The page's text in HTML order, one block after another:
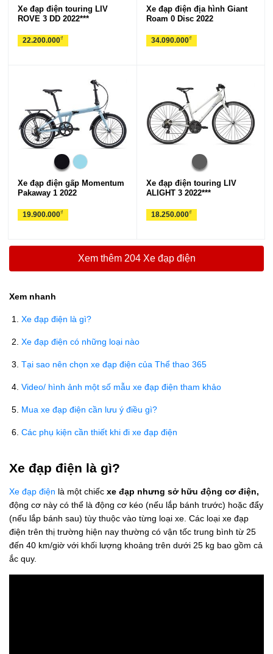
Xe đạp điện touring LIV
ROVE 3 DD 2022***
22.200.000₫
Xe đạp điện địa hình Giant
Roam 0 Disc 2022
34.090.000₫
Xe đạp điện gấp Momentum
Pakaway 1 2022
19.900.000₫
Xe đạp điện touring LIV
ALIGHT 3 2022***
18.250.000₫
Xem thêm 204 Xe đạp điện
Xem nhanh
Xe đạp điện là gì?
Xe đạp điện có những loại nào
Tại sao nên chọn xe đạp điện của Thể thao 365
Video/ hình ảnh một số mẫu xe đạp điện tham khảo
Mua xe đạp điện cần lưu ý điều gì?
Các phụ kiện cần thiết khi đi xe đạp điện
Xe đạp điện là gì?
Xe đạp điện là một chiếc xe đạp nhưng sở hữu động cơ điện,
động cơ này có thể là động cơ kéo (nếu lắp bánh trước) hoặc đẩy
(nếu lắp bánh sau) tùy thuộc vào từng loại xe. Các loại xe đạp
điện trên thị trường hiện nay thường có vận tốc trung bình từ 25
đến 40 km/giờ với khối lượng khoảng trên dưới 25 kg bao gồm cả
ắc quy.